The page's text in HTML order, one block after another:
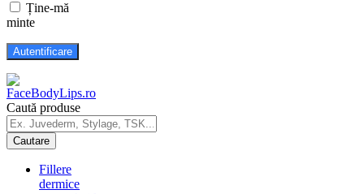
Ține-mă
minte
Caută produse
Fillere
dermice